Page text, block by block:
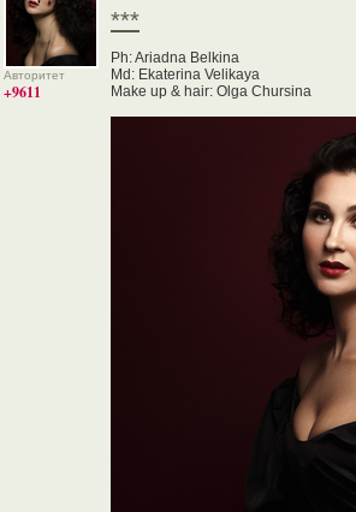
Авторитет
+9611
***
Ph: Ariadna Belkina
Md: Ekaterina Velikaya
Make up & hair: Olga Chursina